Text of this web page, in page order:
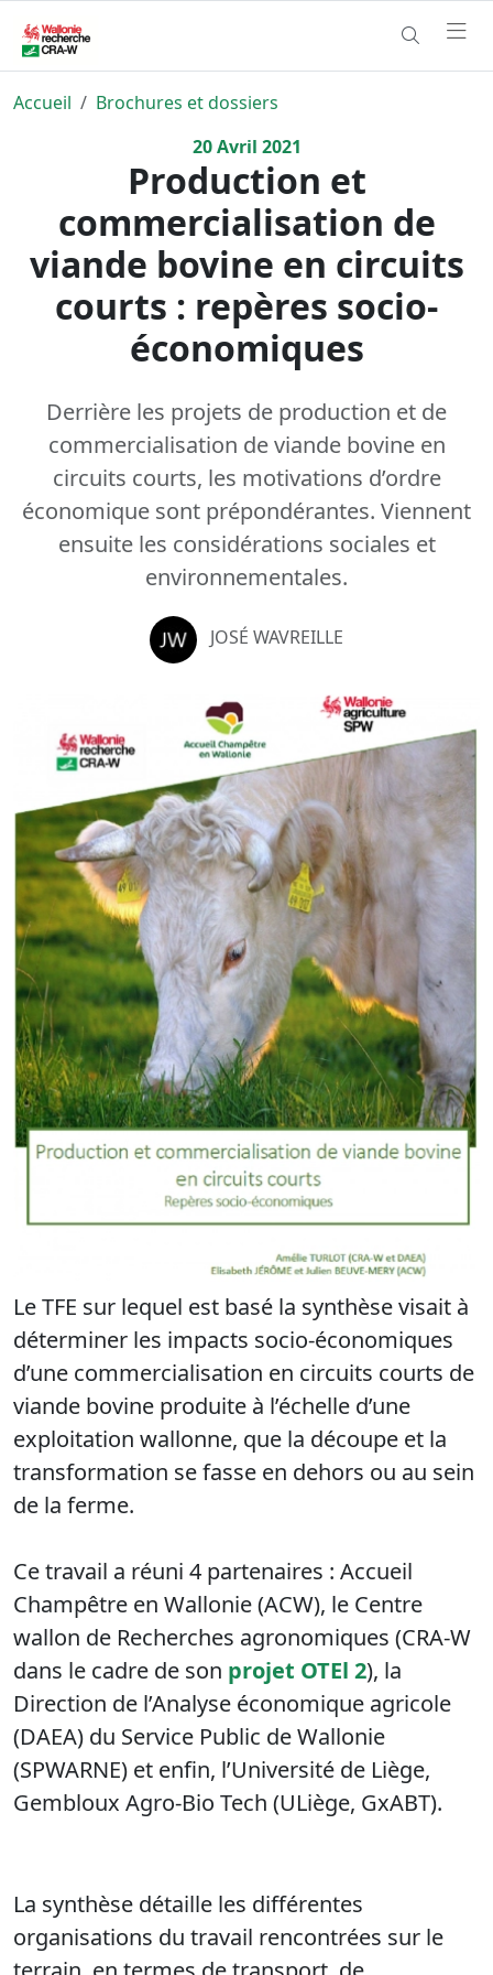
Accueil
Brochures et dossiers
20Avril 2021
Production et
commercialisation de
viande bovine en circuits
courts : repères socio-
économiques
Derrière les projets de production et de
commercialisation de viande bovine en
circuits courts, les motivations d’ordre
économique sont prépondérantes. Viennent
ensuite les considérations sociales et
environnementales.
JOSÉ WAVREILLE
Le TFE sur lequel est basé la synthèse visait à
déterminer les impacts socio-économiques
d’une commercialisation en circuits courts de
viande bovine produite à l’échelle d’une
exploitation wallonne, que la découpe et la
transformation se fasse en dehors ou au sein
de la ferme.
Ce travail a réuni 4 partenaires : Accueil
Champêtre en Wallonie (ACW), le Centre
wallon de Recherches agronomiques (CRA-W
dans le cadre de son projet OTEl 2), la
Direction de l’Analyse économique agricole
(DAEA) du Service Public de Wallonie
(SPWARNE) et enfin, l’Université de Liège,
Gembloux Agro-Bio Tech (ULiège, GxABT).
La synthèse détaille les différentes
organisations du travail rencontrées sur le